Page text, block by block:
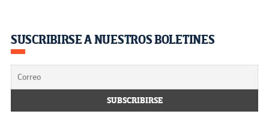
SUSCRIBIRSE A NUESTROS BOLETINES